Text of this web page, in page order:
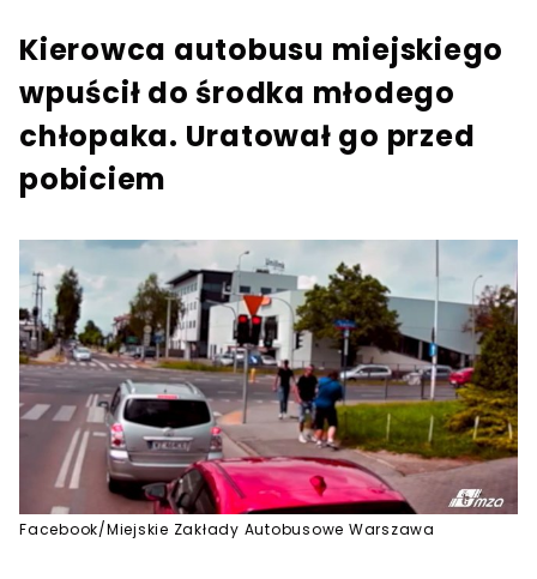
Kierowca autobusu miejskiego
wpuścił do środka młodego
chłopaka. Uratował go przed
pobiciem
Facebook/Miejskie Zakłady Autobusowe Warszawa